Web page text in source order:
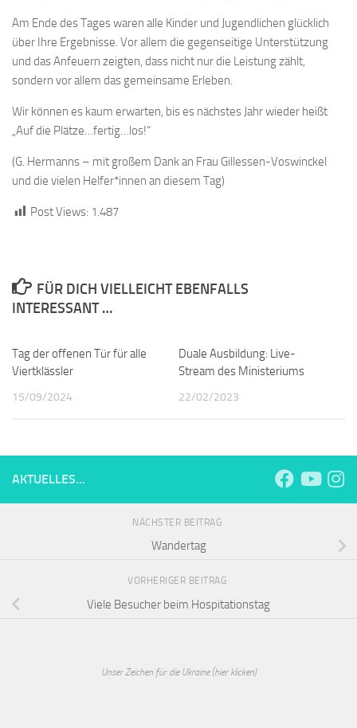
Am Ende des Tages waren alle Kinder und Jugendlichen glücklich
über Ihre Ergebnisse. Vor allem die gegenseitige Unterstützung
und das Anfeuern zeigten, dass nicht nur die Leistung zählt,
sondern vor allem das gemeinsame Erleben.
Wir können es kaum erwarten, bis es nächstes Jahr wieder heißt
„Auf die Plätze…fertig…los!“
(G. Hermanns – mit großem Dank an Frau Gillessen-Voswinckel
und die vielen Helfer*innen an diesem Tag)
Post Views: 1.487
FÜR DICH VIELLEICHT EBENFALLS
INTERESSANT …
Tag der offenen Tür für alle
Viertklässler
15/09/2024
Duale Ausbildung: Live-
Stream des Ministeriums
22/02/2023
AKTUELLES...
NÄCHSTER BEITRAG
Wandertag
VORHERIGER BEITRAG
Viele Besucher beim Hospitationstag
Unser Zeichen für die Ukraine (hier klicken)